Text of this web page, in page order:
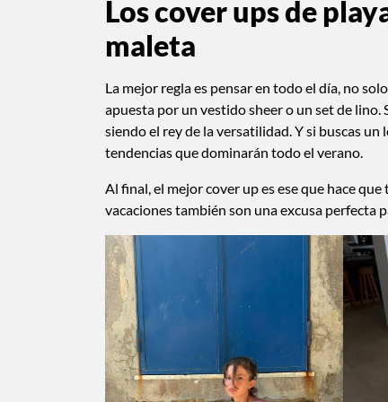
Los cover ups de
maleta
La mejor regla es pensar en todo el día, no
apuesta por un vestido sheer o un set de lino.
siendo el rey de la versatilidad. Y si buscas
tendencias que dominarán todo el verano.
Al final, el mejor cover up es ese que hace
vacaciones también son una excusa perfecta